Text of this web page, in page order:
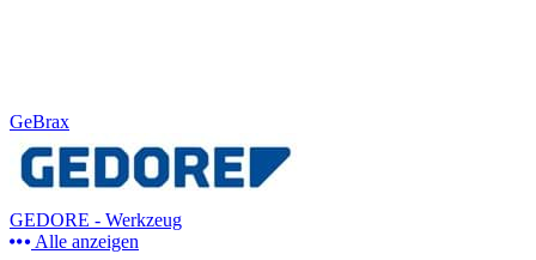
GeBrax
GEDORE - Werkzeug
Alle anzeigen